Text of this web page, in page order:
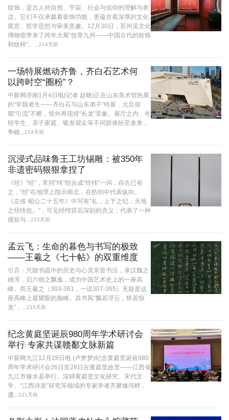
纹饰，是古人对自然、宇宙、社会与信仰的理解与表
达。它们不仅承载着装饰功能，更蕴含着深厚的文化
寓意、哲学思想与审美意趣。12月30日，苏州吴文化
博物馆带来了跨年大展“纹章九州——中国古代的纹饰
和纹样”。...
214天前
一场特展燃动齐鲁，齐白石艺术何
以跨时空“圈粉”？
中新网济南1月4日电(记者 赵晓)正在山东美术馆热展
的“学我者生——齐白石与山东弟子”特展，元旦假
期“引流”不断，馆外再现排“长龙”景象。展厅之内，年
轻学生、亲子家庭、银发观众等不同群体纷至沓来，
争睹...
214天前
沉浸式品味鲁王工坊锡雕：被350年
非遗密码狠狠拿捏了
《经》“经”，常同“纬”组合成“经纬”一词，自古已有
之，“经”在地理上指示南北，在纺织中代表纵向。
《左传·昭公二十五年》中写有“礼，上下之纪，天地
之经纬也。”，可见经纬背后深刻的含义，代表了一种
规矩与...
215天前
孟云飞：生命的暮色与书写的极致
——王羲之《七十帖》的双重维度
引言：尺牍书疏中的历史与心灵东晋书法，承汉魏之
雄浑，启六朝之飘逸，成为中国艺术史上的一座高
峰。而王羲之（303-361，一说307-365）无疑是这
座高峰上最耀眼的巅峰。其书风“飘若浮云，矫若惊
龙”，...
215天前
纪念黄庭坚诞辰980周年学术研讨会
举行 专家共谋赣鄱文脉新篇
中新网九江12月28日电 (卢梦梦)纪念黄庭坚诞辰980
周年学术研讨会26日至28日在黄庭坚故里——江西省
九江市修水县举行。深耕黄庭坚文化研究、宋代文
学、“江西诗派”研究等领域的专家学者齐聚修河畔，
通...
221天前